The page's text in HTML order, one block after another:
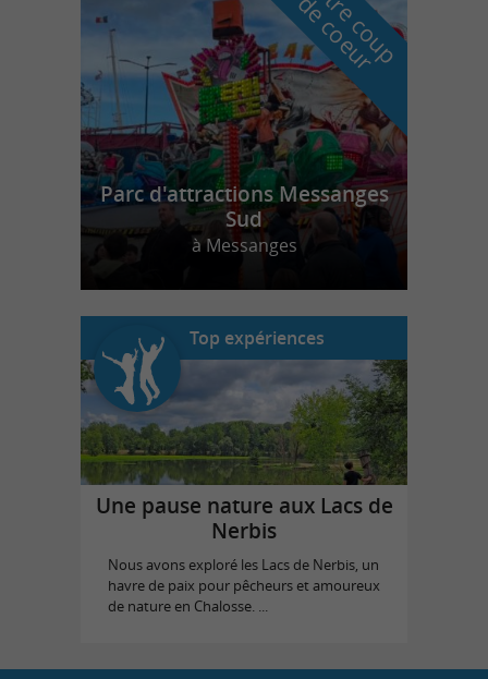
r
d
r
Parc d'attractions Messanges
Sud
à Messanges
Top expériences
Une pause nature aux Lacs de
Nerbis
Nous avons exploré les Lacs de Nerbis, un
havre de paix pour pêcheurs et amoureux
de nature en Chalosse. ...